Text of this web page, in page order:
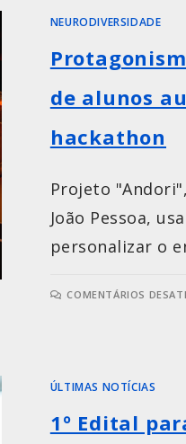
NEURODIVERSIDADE
de alunos
hackathon
Projeto
João Pessoa,
personalizar o
COMENTÁRIOS
ÚLTIMAS NOTÍCIAS
1º Edital